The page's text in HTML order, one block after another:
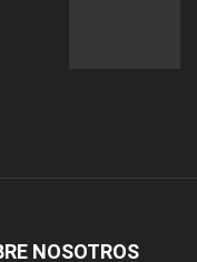
NOSOTROS